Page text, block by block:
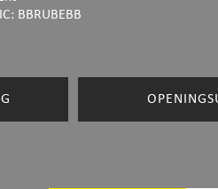
BBRUBEBB